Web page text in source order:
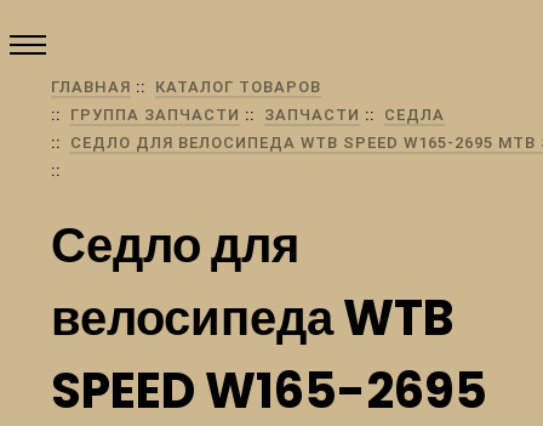
ГЛАВНАЯ
КАТАЛОГ ТОВАРОВ
ГРУППА ЗАПЧАСТИ
ЗАПЧАСТИ
СЕДЛА
СЕДЛО ДЛЯ ВЕЛОСИПЕДА WTB SPEED W165-2695 MTB
Седло для
велосипеда WTB
SPEED W165-2695